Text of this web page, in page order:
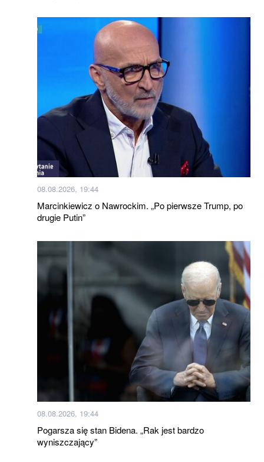
08.08.2026, 19:44
Marcinkiewicz o Nawrockim. „Po pierwsze Trump, po
drugie Putin”
08.08.2026, 19:44
Pogarsza się stan Bidena. „Rak jest bardzo
wyniszczający”